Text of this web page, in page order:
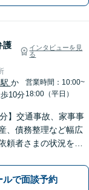
護
インタビューを見
る
か
10分
営業時間：10:00~
18:00（平日）
】交通事故、家事事
、債務整理など幅広
頼者さまの状況を十
たします。お気軽に
【法テラス利用可】
ルで面談予約